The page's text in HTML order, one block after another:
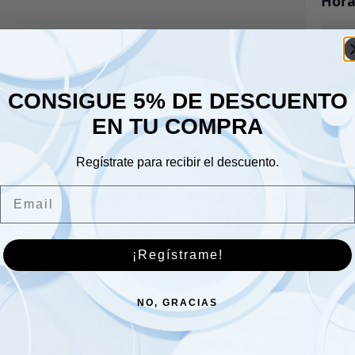
Chasis Defender 110 TD5
SW/DCPU – Versión
Premium Galvanizada –
Chasis Defender 110 TD4
Puma HT/PU – Versión
Premium Galvanizada –
CONSIGUE 5% DE DESCUENTO
EN TU COMPRA
Regístrate para recibir el descuento.
¡Regístrame!
NO, GRACIAS